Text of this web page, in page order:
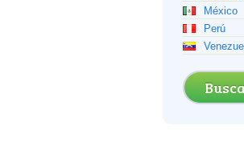
México
Perú